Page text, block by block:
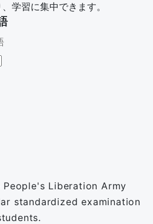
学習に集中できます。
Liberation Army
standardized examination